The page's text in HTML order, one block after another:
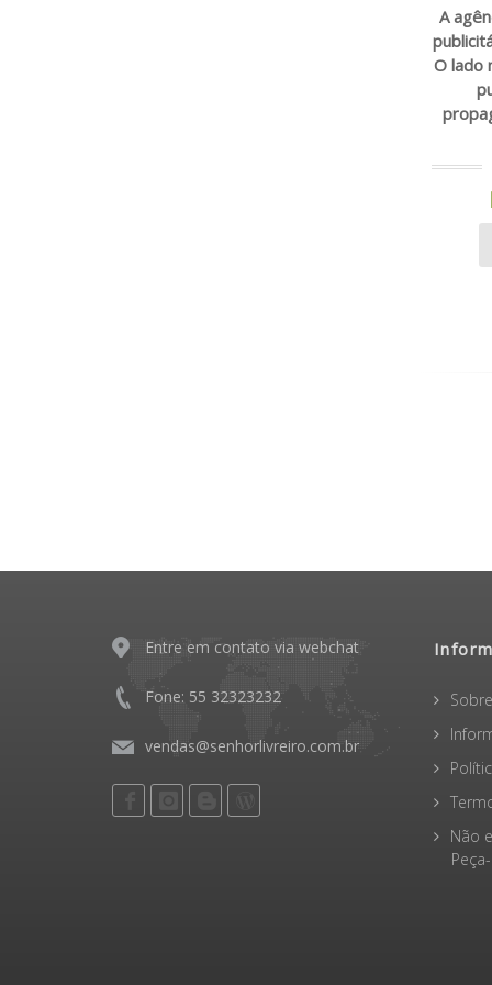
A
O lado
Entre em contato via webchat
Fone: 55 32323232
vendas@senhorlivreiro.com.br
Não